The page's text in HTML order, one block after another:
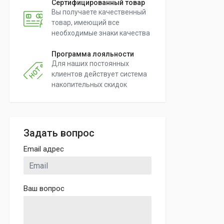
Сертифицированный товар
Вы получаете качественный
товар, имеющий все
необходимые знаки качества
Программа лояльности
Для наших постоянных
клиентов действует система
накопительных скидок
Задать вопрос
Email адрес
Ваш вопрос